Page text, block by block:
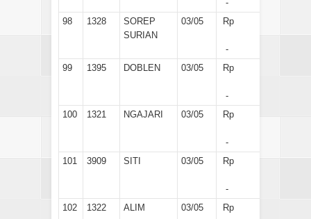
-
98
1328
SOREP
SURIAN
03/05 Rp
-
99
1395 DOBLEN 03/05 Rp
-
100
1321 NGAJARI 03/05 Rp
-
101
3909 SITI 03/05 Rp
-
102
1322 ALIM 03/05 Rp